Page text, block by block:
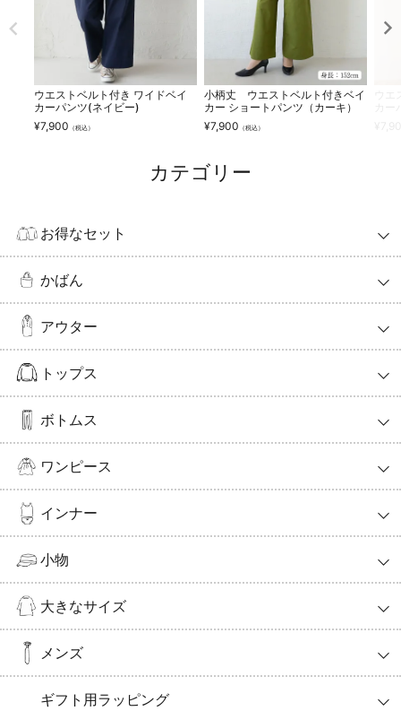
ウエストベルト付き ワイドベイ
カーパンツ(ネイビー)
¥7,900 （税込）
小柄丈 ウエストベルト付きベイ
カー ショートパンツ（カーキ）
¥7,900 （税込）
カテゴリー
お得なセット
かばん
アウター
トップス
ボトムス
ワンピース
インナー
小物
大きなサイズ
メンズ
ギフト用ラッピング